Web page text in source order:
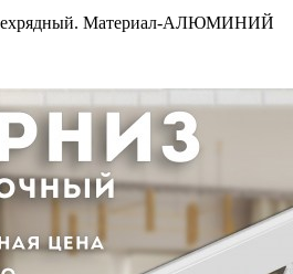
Материал-АЛЮМИНИЙ